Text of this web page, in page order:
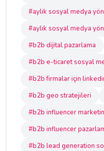
#aylık sosyal medya
#aylık sosyal medya
#b2b dijital pazarlama
#b2b e-ticaret sosyal
#b2b firmalar için
#b2b geo stratejileri
#b2b influencer
#b2b influencer
#b2b lead generation